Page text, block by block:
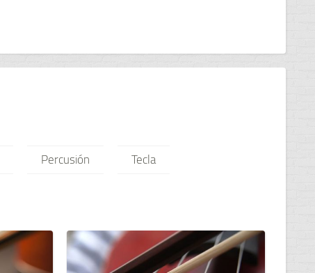
Percusión
Tecla